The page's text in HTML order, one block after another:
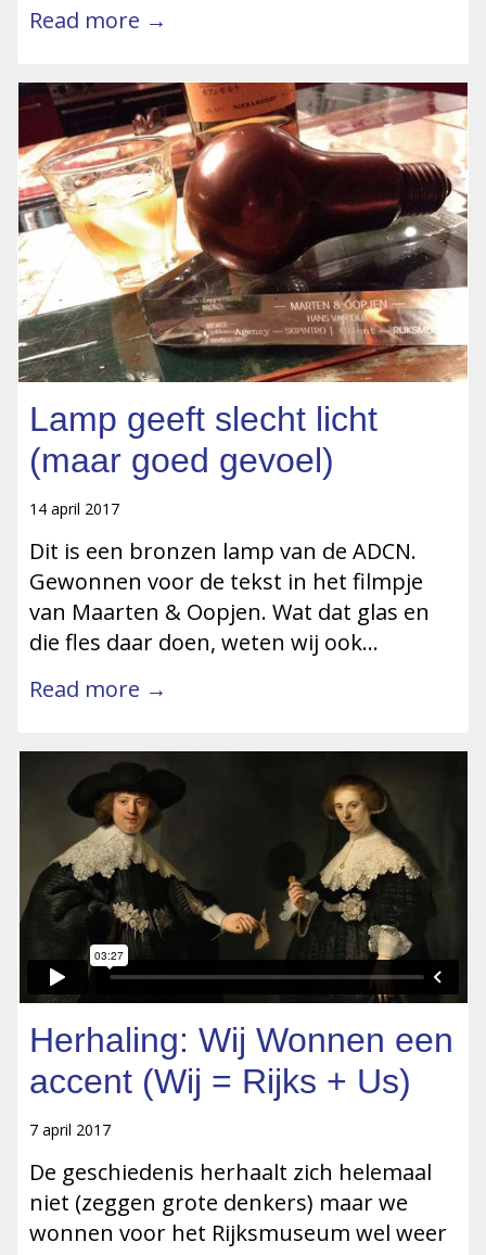
Read more →
Lamp geeft slecht licht
(maar goed gevoel)
14 april 2017
Dit is een bronzen lamp van de ADCN.
Gewonnen voor de tekst in het filmpje
van Maarten & Oopjen. Wat dat glas en
die fles daar doen, weten wij ook…
Read more →
Herhaling: Wij Wonnen een
accent (Wij = Rijks + Us)
7 april 2017
De geschiedenis herhaalt zich helemaal
niet (zeggen grote denkers) maar we
wonnen voor het Rijksmuseum wel weer